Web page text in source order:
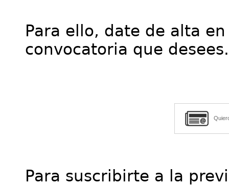
Para ello, date de alta
convocatoria que desees.
Para suscribirte a la